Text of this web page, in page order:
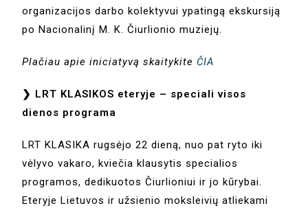
organizacijos darbo kolektyvui ypatingą ekskursiją
po Nacionalinį M. K. Čiurlionio muziejų.
Plačiau apie iniciatyvą skaitykite ČIA
❯ LRT KLASIKOS eteryje – speciali visos
dienos programa
LRT KLASIKA rugsėjo 22 dieną, nuo pat ryto iki
vėlyvo vakaro, kviečia klausytis specialios
programos, dedikuotos Čiurlioniui ir jo kūrybai.
Eteryje Lietuvos ir užsienio moksleivių atliekami